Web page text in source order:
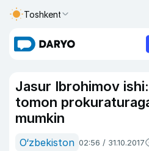
Toshkent
Jasur Ibrohimov
tomon
mumkin
O‘zbekiston 02:56 / 31.10.2017